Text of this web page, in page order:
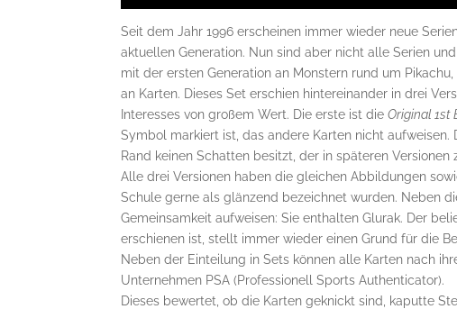
Seit dem Jahr 1996 erscheinen immer wieder neue
aktuellen Generation. Nun sind aber nicht alle Serien
mit der ersten Generation an Monstern rund um
an Karten. Dieses Set erschien hintereinander in drei
Interesses von großem Wert. Die erste ist dieOriginal 1st
Symbol markiert ist, das andere Karten nicht aufweisen.
Rand keinen Schatten besitzt, der in späteren
Alle drei Versionen haben die gleichen Abbildungen
Schule gerne als glänzend bezeichnet wurden. Neben
Gemeinsamkeit aufweisen: Sie enthalten Glurak. Der
erschienen ist, stellt immer wieder einen Grund für die
Neben der Einteilung in Sets können alle Karten nach
Unternehmen PSA (Professionell Sports Authenticator).
Dieses bewertet, ob die Karten geknickt sind, kaputte